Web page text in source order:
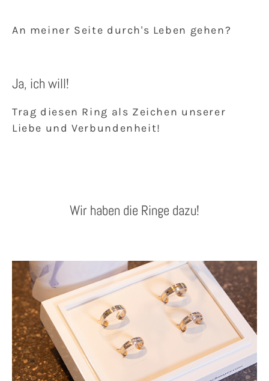
An meiner Seite durch's Leben gehen?
Ja, ich will!
Trag diesen Ring als Zeichen unserer
Liebe und Verbundenheit!
Wir haben die Ringe dazu!